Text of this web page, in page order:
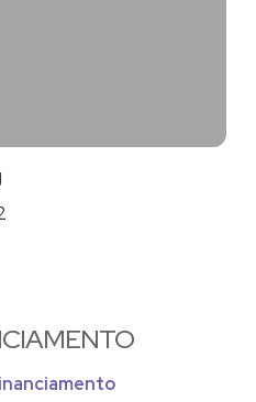
Camboriú, a princesa